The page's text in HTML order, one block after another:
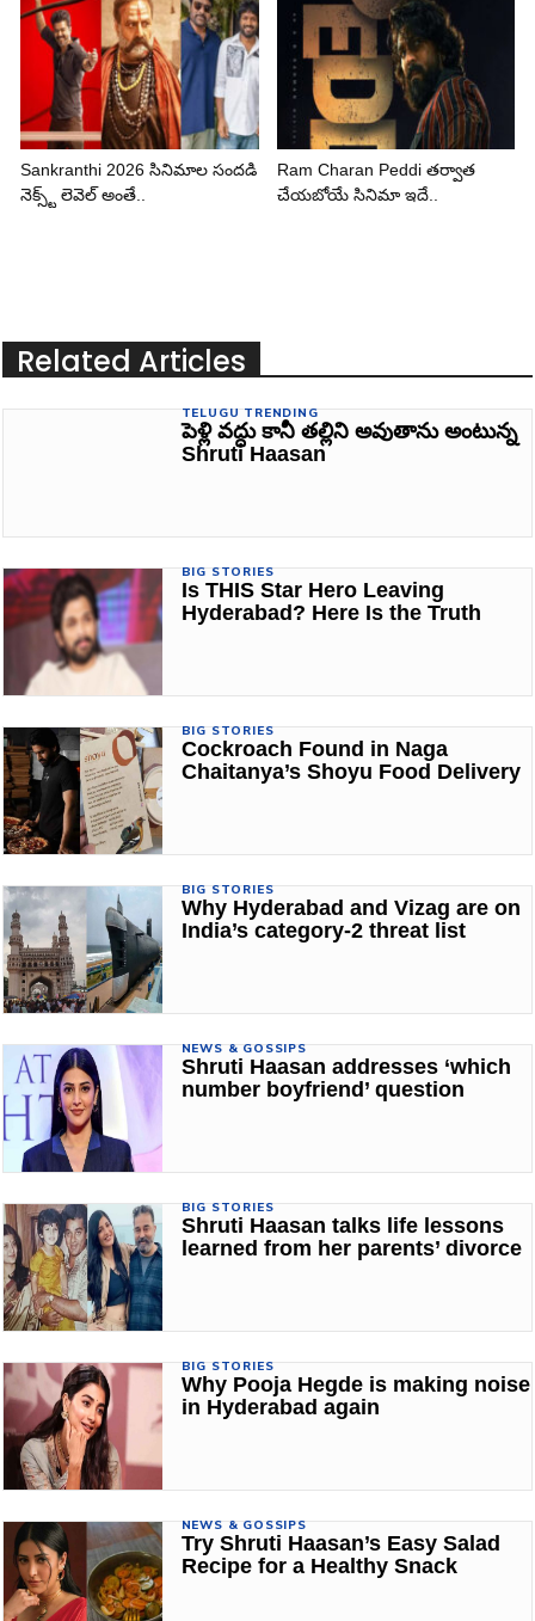
Sankranthi 2026 సినిమాల సందడి
నెక్స్ట్ లెవెల్ అంతే..
Ram Charan Peddi తర్వాత
చేయబోయే సినిమా ఇదే..
Related Articles
TELUGU TRENDING
పెళ్లి వద్దు కానీ తల్లిని అవుతాను అంటున్న
Shruti Haasan
BIG STORIES
Is THIS Star Hero Leaving
Hyderabad? Here Is the Truth
BIG STORIES
Cockroach Found in Naga
Chaitanya’s Shoyu Food Delivery
BIG STORIES
Why Hyderabad and Vizag are on
India’s category-2 threat list
NEWS & GOSSIPS
Shruti Haasan addresses ‘which
number boyfriend’ question
BIG STORIES
Shruti Haasan talks life lessons
learned from her parents’ divorce
BIG STORIES
Why Pooja Hegde is making noise
in Hyderabad again
NEWS & GOSSIPS
Try Shruti Haasan’s Easy Salad
Recipe for a Healthy Snack